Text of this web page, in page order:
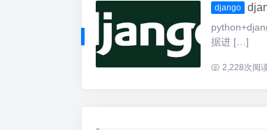
django
据进 […]
... 2,228次阅